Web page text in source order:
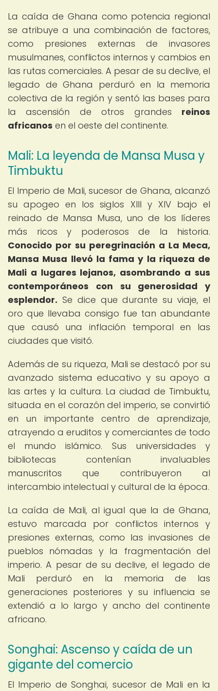
La caída de Ghana como potencia regional
se atribuye a una combinación de factores,
como presiones externas de invasores
musulmanes, conflictos internos y cambios en
las rutas comerciales. A pesar de su declive, el
legado de Ghana perduró en la memoria
colectiva de la región y sentó las bases para
la ascensión de otros grandes reinos
africanos en el oeste del continente.
Mali: La leyenda de Mansa Musa y
Timbuktu
El Imperio de Mali, sucesor de Ghana, alcanzó
su apogeo en los siglos XIII y XIV bajo el
reinado de Mansa Musa, uno de los líderes
más ricos y poderosos de la historia.
Conocido por su peregrinación a La Meca,
Mansa Musa llevó la fama y la riqueza de
Mali a lugares lejanos, asombrando a sus
contemporáneos con su generosidad y
esplendor. Se dice que durante su viaje, el
oro que llevaba consigo fue tan abundante
que causó una inflación temporal en las
ciudades que visitó.
Además de su riqueza, Mali se destacó por su
avanzado sistema educativo y su apoyo a
las artes y la cultura. La ciudad de Timbuktu,
situada en el corazón del imperio, se convirtió
en un importante centro de aprendizaje,
atrayendo a eruditos y comerciantes de todo
el mundo islámico. Sus universidades y
bibliotecas contenían invaluables
manuscritos que contribuyeron al
intercambio intelectual y cultural de la época.
La caída de Mali, al igual que la de Ghana,
estuvo marcada por conflictos internos y
presiones externas, como las invasiones de
pueblos nómadas y la fragmentación del
imperio. A pesar de su declive, el legado de
Mali perduró en la memoria de las
generaciones posteriores y su influencia se
extendió a lo largo y ancho del continente
africano.
Songhai: Ascenso y caída de un
gigante del comercio
El Imperio de Songhai, sucesor de Mali en la